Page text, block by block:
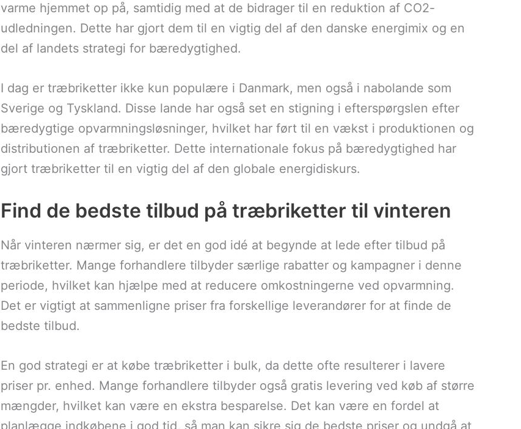
varme hjemmet op på, samtidig med at de bidrager til en reduktion af CO2-
udledningen. Dette har gjort dem til en vigtig del af den danske energimix og en
del af landets strategi for bæredygtighed.
I dag er træbriketter ikke kun populære i Danmark, men også i nabolande som
Sverige og Tyskland. Disse lande har også set en stigning i efterspørgslen efter
bæredygtige opvarmningsløsninger, hvilket har ført til en vækst i produktionen og
distributionen af træbriketter. Dette internationale fokus på bæredygtighed har
gjort træbriketter til en vigtig del af den globale energidiskurs.
Find de bedste tilbud på træbriketter til vinteren
Når vinteren nærmer sig, er det en god idé at begynde at lede efter tilbud på
træbriketter. Mange forhandlere tilbyder særlige rabatter og kampagner i denne
periode, hvilket kan hjælpe med at reducere omkostningerne ved opvarmning.
Det er vigtigt at sammenligne priser fra forskellige leverandører for at finde de
bedste tilbud.
En god strategi er at købe træbriketter i bulk, da dette ofte resulterer i lavere
priser pr. enhed. Mange forhandlere tilbyder også gratis levering ved køb af større
mængder, hvilket kan være en ekstra besparelse. Det kan være en fordel at
planlægge indkøbene i god tid, så man kan sikre sig de bedste priser og undgå at